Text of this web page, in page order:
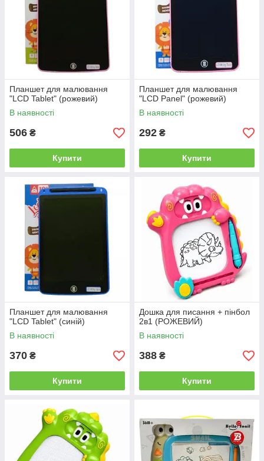
Планшет для малювання
"LCD Tablet" (рожевий)
В наявності
506 ₴
Купити
Планшет для малювання
"LCD Panel" (рожевий)
В наявності
292 ₴
Купити
Планшет для малювання
"LCD Tablet" (синій)
В наявності
370 ₴
Купити
Дошка для писання + пінбол
2в1 (РОЖЕВИЙ)
В наявності
388 ₴
Купити